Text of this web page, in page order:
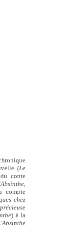
(Le
conte
compte
chez
) à la